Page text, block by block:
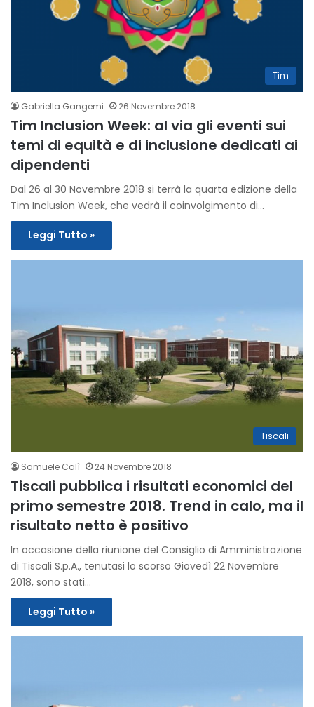
Tim
Gabriella Gangemi 26 Novembre 2018
Tim Inclusion Week: al via gli eventi sui
temi di equità e di inclusione dedicati ai
dipendenti
Dal 26 al 30 Novembre 2018 si terrà la quarta edizione della
Tim Inclusion Week, che vedrà il coinvolgimento di…
Leggi Tutto »
Tiscali
Samuele Calì 24 Novembre 2018
Tiscali pubblica i risultati economici del
primo semestre 2018. Trend in calo, ma il
risultato netto è positivo
In occasione della riunione del Consiglio di Amministrazione
di Tiscali S.p.A., tenutasi lo scorso Giovedì 22 Novembre
2018, sono stati…
Leggi Tutto »